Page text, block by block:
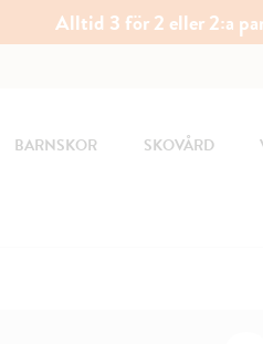
Alltid 3 för 2 eller 2:a
BARNSKOR SKOVÅRD